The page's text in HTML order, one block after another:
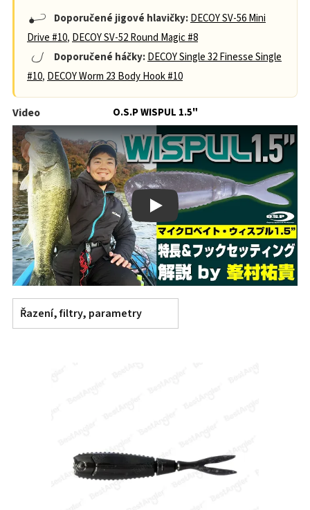
Video O.S.P WISPUL 1.5"
Play
Doporučené jigové hlavičky:DECOY SV-56 Mini
Drive #10, DECOY SV-52 Round Magic #8
Doporučené háčky:DECOY Single 32 Finesse Single
#10, DECOY Worm 23 Body Hook #10
Řazení, filtry, parametry